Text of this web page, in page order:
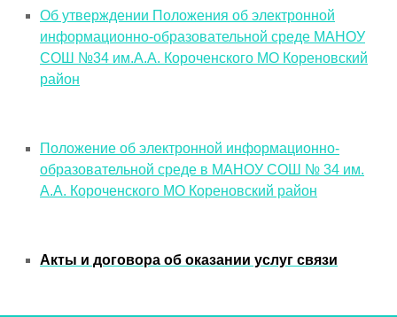
Об утверждении Положения об электронной
информационно-образовательной среде МАНОУ
СОШ №34 им.А.А. Короченского МО Кореновский
район
Положение об электронной информационно-
образовательной среде в МАНОУ СОШ № 34 им.
А.А. Короченского МО Кореновский район
Акты и договора об оказании услуг связи